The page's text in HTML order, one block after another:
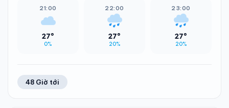
21:00
27°
0%
22:00
27°
20%
23:00
27°
20%
48 Giờ tới